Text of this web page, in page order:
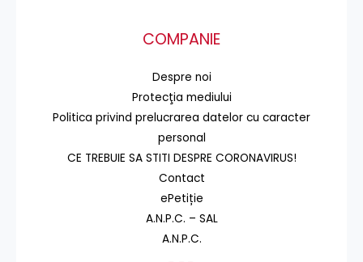
COMPANIE
Despre noi
Protecţia mediului
Politica privind prelucrarea datelor cu caracter
personal
CE TREBUIE SA STITI DESPRE CORONAVIRUS!
Contact
ePetiție
A.N.P.C. – SAL
A.N.P.C.